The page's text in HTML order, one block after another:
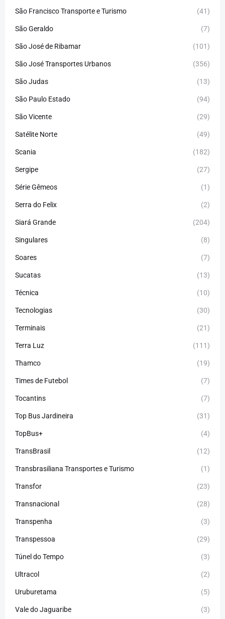
São Francisco Transporte e Turismo (41)
São Geraldo (7)
São José de Ribamar (101)
São José Transportes Urbanos (356)
São Judas (13)
São Paulo Estado (94)
São Vicente (29)
Satélite Norte (49)
Scania (182)
Sergipe (27)
Série Gêmeos (1)
Serra do Felix (2)
Siará Grande (204)
Singulares (8)
Soares (7)
Sucatas (13)
Técnica (10)
Tecnologias (30)
Terminais (21)
Terra Luz (111)
Thamco (19)
Times de Futebol (7)
Tocantins (7)
Top Bus Jardineira (31)
TopBus+ (4)
TransBrasil (12)
Transbrasiliana Transportes e Turismo (1)
Transfor (23)
Transnacional (28)
Transpenha (3)
Transpessoa (29)
Túnel do Tempo (3)
Ultracol (2)
Uruburetama (5)
Vale do Jaguaribe (3)